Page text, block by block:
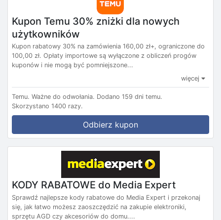
Kupon Temu 30% zniżki dla nowych
użytkowników
Kupon rabatowy 30% na zamówienia 160,00 zł+, ograniczone do
100,00 zł. Opłaty importowe są wyłączone z obliczeń progów
kuponów i nie mogą być pomniejszone...
więcej
Temu. Ważne do odwołania. Dodano 159 dni temu.
Skorzystano 1400 razy.
Odbierz kupon
KODY RABATOWE do Media Expert
Sprawdź najlepsze kody rabatowe do Media Expert i przekonaj
się, jak łatwo możesz zaoszczędzić na zakupie elektroniki,
sprzętu AGD czy akcesoriów do domu....